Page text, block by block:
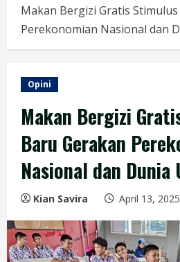
Makan Bergizi Gratis
Perekonomian Nasional dan
Opini
Makan Bergizi
Baru Gerakan
Nasional dan Dunia
Kian Savira April 13, 2025